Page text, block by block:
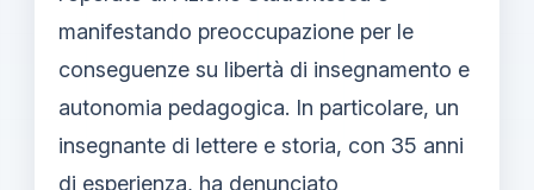
manifestando preoccupazione per le
conseguenze su libertà di insegnamento e
autonomia pedagogica. In particolare, un
insegnante di lettere e storia, con 35 anni
di esperienza, ha denunciato